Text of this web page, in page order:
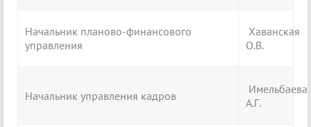
Начальник планово-финансового
управления
Хаванская
О.В.
Начальник управления кадров
Имельбаева
А.Г.